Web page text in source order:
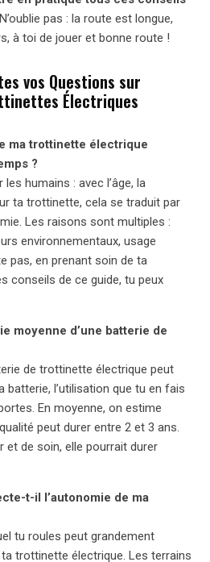
pas : la route est longue,
à toi de jouer et bonne route !
vos Questions sur
Électriques
ma trottinette électrique
?
humains : avec l’âge, la
ta trottinette, cela se traduit par
Les raisons sont multiples :
environnementaux, usage
pas, en prenant soin de ta
conseils de ce guide, tu peux
moyenne d’une batterie de
de trottinette électrique peut
batterie, l’utilisation que tu en fais
En moyenne, on estime
peut durer entre 2 et 3 ans.
et de soin, elle pourrait durer
t-il l’autonomie de ma
tu roules peut grandement
trottinette électrique. Les terrains